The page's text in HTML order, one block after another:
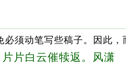
须动笔写些稿子。因此，
片白云催犊返。风潇